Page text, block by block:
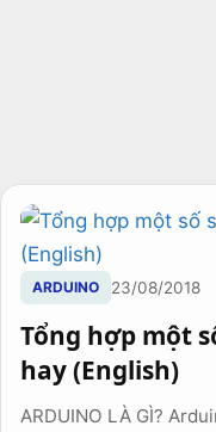
ARDUINO 23/08/2018
Tổng hợp một
hay (English)
ARDUINO LÀ GÌ?